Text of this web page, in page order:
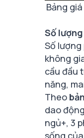
Bảng
Số
Số
không
cầu đầu
năng,
Theo
dao
ngủ+, 3
sống